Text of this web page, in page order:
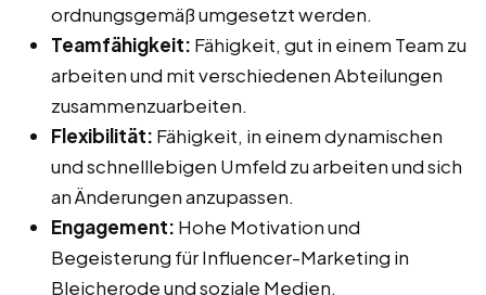
ordnungsgemäß umgesetzt werden.
Teamfähigkeit: Fähigkeit, gut in einem Team zu
arbeiten und mit verschiedenen Abteilungen
zusammenzuarbeiten.
Flexibilität: Fähigkeit, in einem dynamischen
und schnelllebigen Umfeld zu arbeiten und sich
an Änderungen anzupassen.
Engagement: Hohe Motivation und
Begeisterung für Influencer-Marketing in
Bleicherode und soziale Medien.